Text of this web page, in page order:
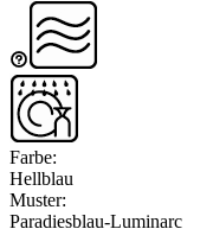
Farbe:
Hellblau
Muster:
Paradiesblau-Luminarc